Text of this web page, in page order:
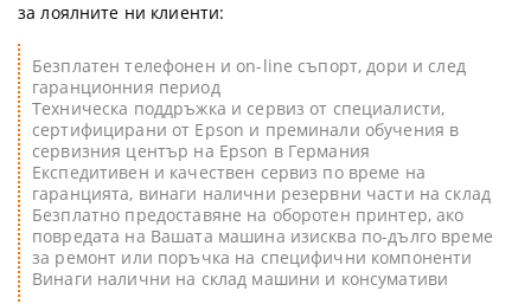
за лоялните ни клиенти:
Безплатен телефонен и on-line съпорт, дори и след
гаранционния период
Техническа поддръжка и сервиз от специалисти,
сертифицирани от Epson и преминали обучения в
сервизния център на Epson в Германия
Експедитивен и качествен сервиз по време на
гаранцията, винаги налични резервни части на склад
Безплатно предоставяне на оборотен принтер, ако
повредата на Вашата машина изисква по-дълго време
за ремонт или поръчка на специфични компоненти
Винаги налични на склад машини и консумативи